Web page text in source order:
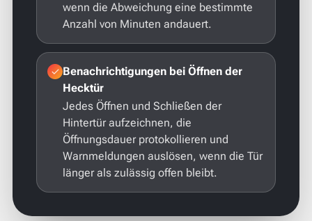
wenn die Abweichung eine bestimmte
Anzahl von Minuten andauert.
Benachrichtigungen bei Öffnen der
Hecktür
Jedes Öffnen und Schließen der
Hintertür aufzeichnen, die
Öffnungsdauer protokollieren und
Warnmeldungen auslösen, wenn die Tür
länger als zulässig offen bleibt.